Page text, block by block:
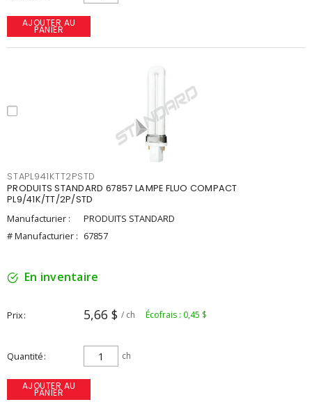
AJOUTER AU
PANIER
STAPL941KTT2PSTD
PRODUITS STANDARD 67857 LAMPE FLUO COMPACT
PL9/41K/TT/2P/STD
Manufacturier :
PRODUITS STANDARD
# Manufacturier : 67857
En inventaire
Prix 5,66 $ / ch Écofrais : 0,45 $
Quantité ch
AJOUTER AU
PANIER